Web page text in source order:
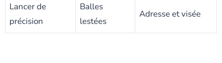
Lancer de
précision
Balles
lestées
Adresse et visée